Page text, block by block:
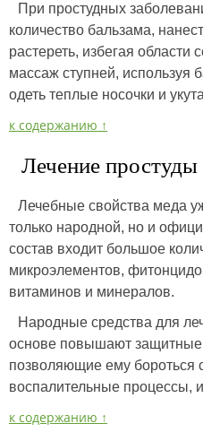
При простудных
количество бальзама,
растереть, избегая области
массаж ступней, используя
одеть теплые носочки и
к содержанию ↑
Лечение
Лечебные свойства меда
только народной, но и
состав входит большое
микроэлементов,
витаминов и минералов.
Народные средства для
основе повышают защитные
позволяющие ему бороться
воспалительные процессы,
к содержанию ↑